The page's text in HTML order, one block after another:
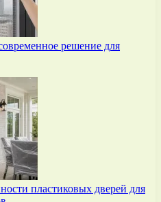
решение для
пластиковых дверей для